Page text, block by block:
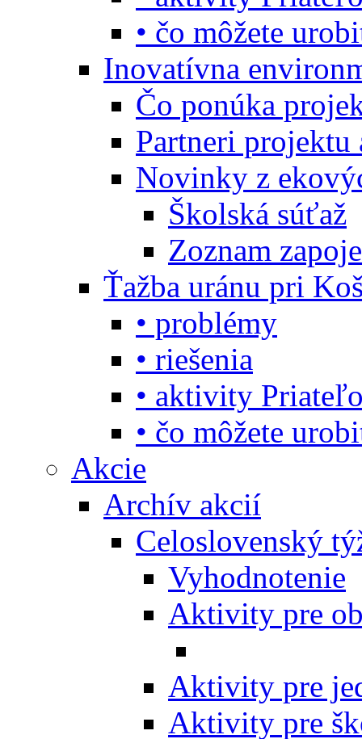
• čo môžete
Inovatívna
Čo ponúka
Partneri projektu
Novinky z
Školská súťaž
Zoznam
Ťažba uránu pri
• problémy
• riešenia
• aktivity
• čo môžete
Akcie
Archív akcií
Celoslovenský
Vyhodnotenie
Aktivity pre
Aktivity pre
Aktivity pre